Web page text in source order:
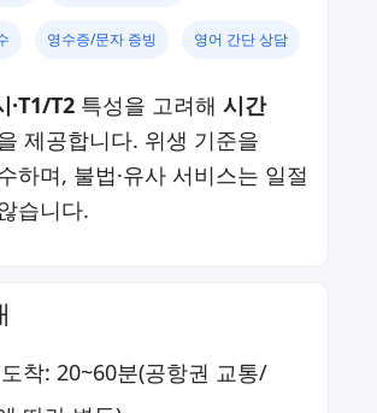
영수증/문자 증빙 영어 간단 상담
·T1/T2 특성을 고려해시간
제공합니다. 위생 기준을
하며, 불법·유사 서비스는 일절
습니다.
착: 20~60분(공항권 교통/